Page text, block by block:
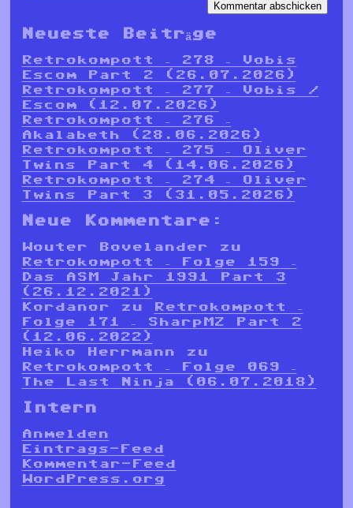
Neueste Beiträge
Retrokompott – 278 – Vobis
Escom Part 2 (26.07.2026)
Retrokompott – 277 – Vobis /
Escom (12.07.2026)
Retrokompott – 276 –
Akalabeth (28.06.2026)
Retrokompott – 275 – Oliver
Twins Part 4 (14.06.2026)
Retrokompott – 274 – Oliver
Twins Part 3 (31.05.2026)
Neue Kommentare:
Wouter Bovelander zu
Retrokompott – Folge 159 –
Das ASM Jahr 1991 Part 3
(26.12.2021)
Kordanor zu
Retrokompott –
Folge 171 – SharpMZ Part 2
(12.06.2022)
Heiko Herrmann zu
Retrokompott – Folge 069 –
The Last Ninja (06.07.2018)
Intern
Anmelden
Eintrags-Feed
Kommentar-Feed
WordPress.org